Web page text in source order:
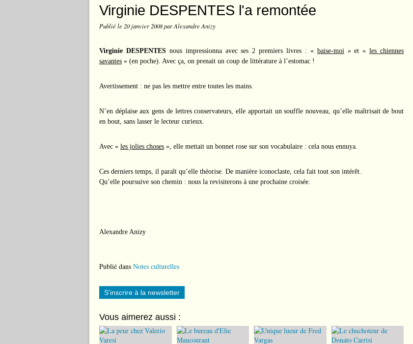
Virginie DESPENTES l'a remontée
Publié le 20 janvier 2008par Alexandre Anizy
Virginie DESPENTES nous impressionna avec ses 2 premiers livres : « baise-moi» et «les chiennes
savantes » (en poche). Avec ça, on prenait un coup de littérature à l’estomac !
Avertissement : ne pas les mettre entre toutes les mains.
N’en déplaise aux gens de lettres conservateurs, elle apportait un souffle nouveau, qu’elle maîtrisait de bout
en bout, sans lasser le lecteur curieux.
Avec « les jolies choses », elle mettait un bonnet rose sur son vocabulaire : cela nous ennuya.
Ces derniers temps, il paraît qu’elle théorise. De manière iconoclaste, cela fait tout son intérêt.
Qu’elle poursuive son chemin : nous la revisiterons à une prochaine croisée.
Alexandre Anizy
Publié dans Notes culturelles
S'inscrire à la newsletter
Vous aimerez aussi :